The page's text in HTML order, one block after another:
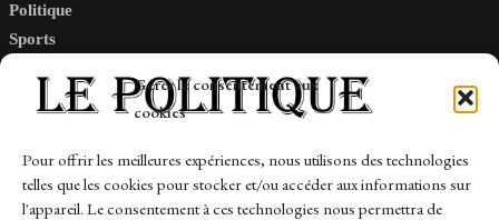
Gérer le consentement aux
cookies
Pour offrir les meilleures expériences, nous utilisons des technologies
telles que les cookies pour stocker et/ou accéder aux informations sur
l'appareil. Le consentement à ces technologies nous permettra de
Politique
Sports
Links